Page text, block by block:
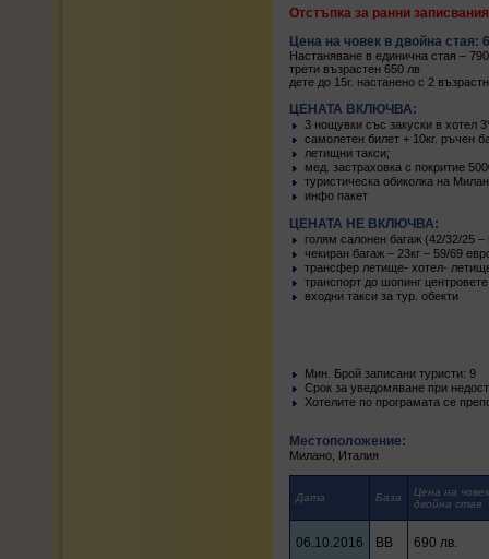
Отстъпка за ранни
Цена на човек в двойна стая:
Настаняване в единична стая –
трети възрастен 650 лв
дете до 15г. настанено с 2
ЦЕНАТА ВКЛЮЧВА:
3 нощувки със закуски в хотел
самолетен билет + 10кг. ръчен
летищни такси;
мед. застраховка с покритие
туристическа обиколка на
инфо пакет
ЦЕНАТА НЕ ВКЛЮЧВА:
голям салонен багаж (42/32/25
чекиран багаж – 23кг – 59/69
трансфер летище- хотел-
транспорт до шопинг
входни такси за тур. обекти
Mин. Брой записани туристи: 9
Срок за уведомяване при
Хотелите по програмата се
Местоположение:
Милано, Италия
Дата База
Цена на
двойна стая
06.10.2016 BB 690 лв.